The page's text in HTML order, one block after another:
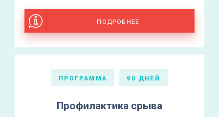
ПОДРОБНЕЕ
ПРОГРАММА 90 ДНЕЙ
Профилактика срыва